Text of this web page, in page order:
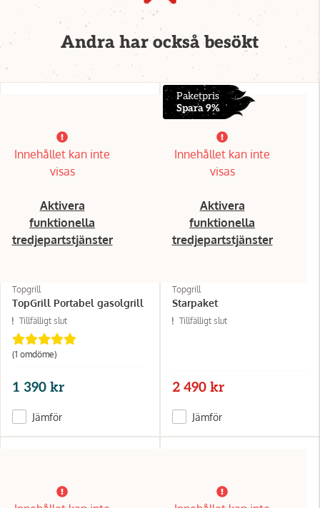
Andra har också besökt
Innehållet kan inte
visas
Aktivera
funktionella
tredjepartstjänster
Topgrill
TopGrill Portabel gasolgrill
Tillfälligt slut
(1 omdöme)
1 390 kr
Jämför
Paketpris
Spara 9%
Innehållet kan inte
visas
Aktivera
funktionella
tredjepartstjänster
Topgrill
Starpaket
Tillfälligt slut
2 490 kr
Jämför